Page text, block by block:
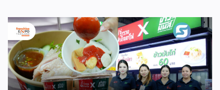
สร้างรายได้ มั่นคง ผ่านโมเดลธุรกิจที่มีระบบบริหารจัดการรองรับ
อย่างรอบด้าน Tops daily (ท็อปส์ เดลี่) เป็นหนึ่งในแบรนด์
ร้านสะดวกซื้อชั้นนำในเครือเซ็นทรัล รีเทล (CRC) ที่ผ่านการปรับ
โฉมครั้งใหญ่เพื่อตอบโจทย์วิถีชีวิตคนเมืองอย่างครบครัน ชูจุด
เด่นด้วยสินค้าหลากหลาย พร้อมโปรโมชัน และดีลเด็ดสำหรับ
สมาชิก สะสมคะแนนแลกรับของพรีเมียม ส่วนลดพิเศษแบบจัด
เต็ม โมเดลการลงทุนของ Tops daily ที่เปิดโอกาสให้ผู้สนใจ